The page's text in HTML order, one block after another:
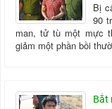
Bị
90
man, tử tù một mực
giảm một phần bồi
Bắt